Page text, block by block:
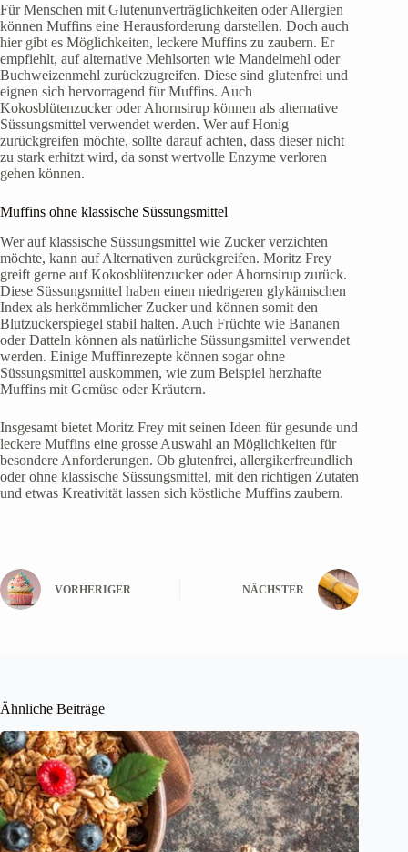
Für Menschen mit Glutenunverträglichkeiten oder Allergien
können Muffins eine Herausforderung darstellen. Doch auch
hier gibt es Möglichkeiten, leckere Muffins zu zaubern. Er
empfiehlt, auf alternative Mehlsorten wie Mandelmehl oder
Buchweizenmehl zurückzugreifen. Diese sind glutenfrei und
eignen sich hervorragend für Muffins. Auch
Kokosblütenzucker oder Ahornsirup können als alternative
Süssungsmittel verwendet werden. Wer auf Honig
zurückgreifen möchte, sollte darauf achten, dass dieser nicht
zu stark erhitzt wird, da sonst wertvolle Enzyme verloren
gehen können.
Muffins ohne klassische Süssungsmittel
Wer auf klassische Süssungsmittel wie Zucker verzichten
möchte, kann auf Alternativen zurückgreifen. Moritz Frey
greift gerne auf Kokosblütenzucker oder Ahornsirup zurück.
Diese Süssungsmittel haben einen niedrigeren glykämischen
Index als herkömmlicher Zucker und können somit den
Blutzuckerspiegel stabil halten. Auch Früchte wie Bananen
oder Datteln können als natürliche Süssungsmittel verwendet
werden. Einige Muffinrezepte können sogar ohne
Süssungsmittel auskommen, wie zum Beispiel herzhafte
Muffins mit Gemüse oder Kräutern.
Insgesamt bietet Moritz Frey mit seinen Ideen für gesunde und
leckere Muffins eine grosse Auswahl an Möglichkeiten für
besondere Anforderungen. Ob glutenfrei, allergikerfreundlich
oder ohne klassische Süssungsmittel, mit den richtigen Zutaten
und etwas Kreativität lassen sich köstliche Muffins zaubern.
VORHERIGER NÄCHSTER
Ähnliche Beiträge